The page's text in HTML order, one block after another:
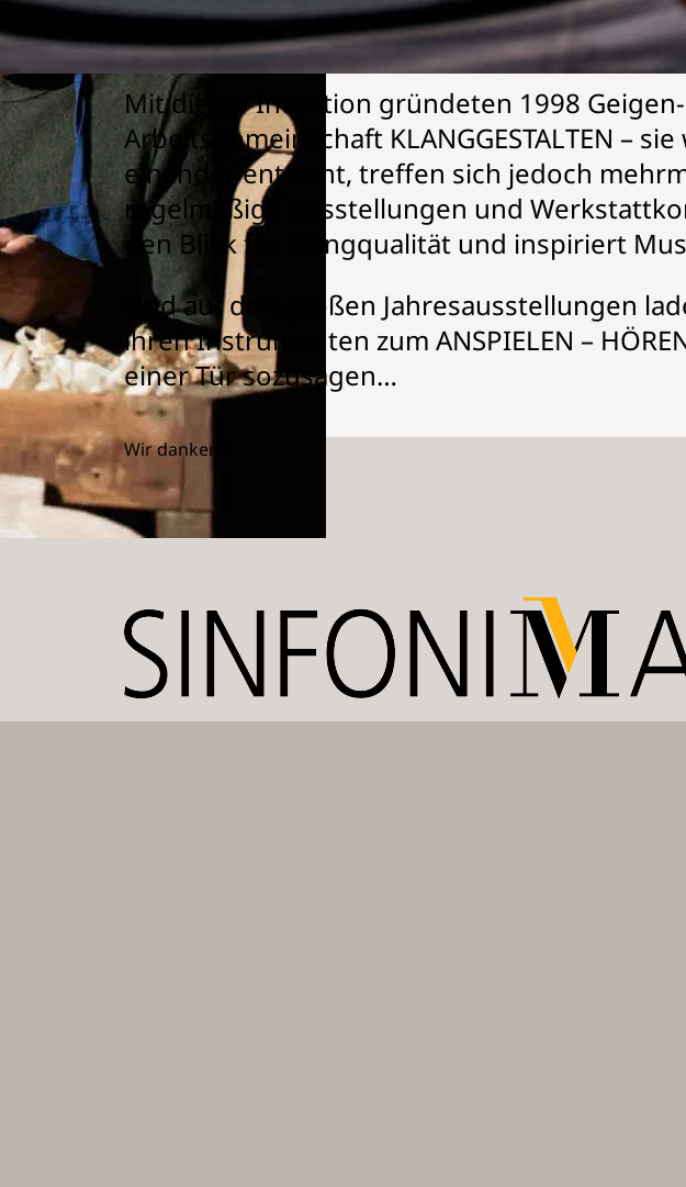
KLANGGESTALTEN wieder finden.
Mit dieser Intention gründeten 1998
Arbeitsgemeinschaft KLANGGESTALTEN –
einander entfernt, treffen sich jedoch
regelmäßige Ausstellungen und
den Blick für Klangqualität und inspiriert
Und auf den großen Jahresausstellungen
ihren Instrumenten zum ANSPIELEN –
einer Tür sozusagen…
Wir danken: